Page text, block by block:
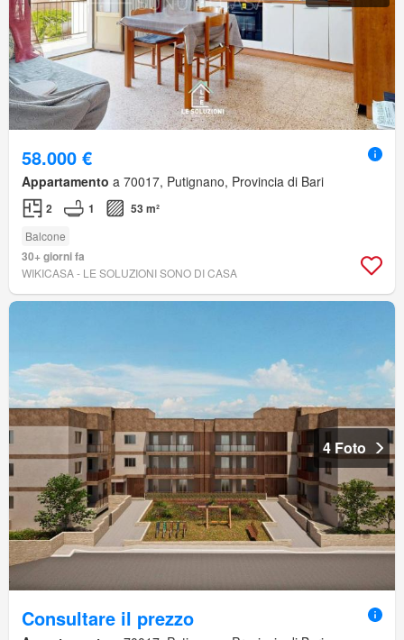
58.000 €
Appartamento a 70017, Putignano, Provincia di Bari
2 1 53 m²
Balcone
30+ giorni fa
WIKICASA - LE SOLUZIONI SONO DI CASA
4 Foto
Consultare il prezzo